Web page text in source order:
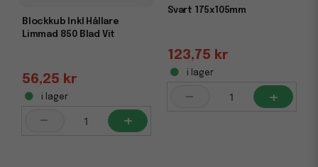
Blockkub Inkl Hållare
Limmad 850 Blad Vit
56,25 kr
i lager
- +
Svart 175x105mm
123,75 kr
i lager
- +